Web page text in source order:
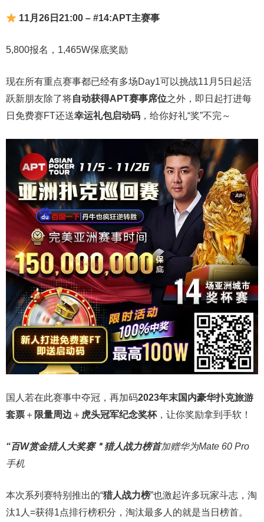
11月26日21:00 – #14:APT主赛事
5,800报名，1,465W保底奖励
现在所有重点赛事都已经有多场Day1可以挑战11月5日起活
跃新朋友除了将自动获得APT赛事席位之外，即日起打进每
日免费赛FT还送幸运礼包启动码 ，给你好礼“奖”不完～
国人若在此赛事中夺冠，再加码2023年末国内豪华扑克旅游
套票 ＋ 限量周边 ＋ 虎头冠军纪念奖杯，让你奖励拿到手软！
“百W赏金猎人大奖赛＂猎人战力榜首加赠华为Mate 60 Pro
手机
本次系列赛特别推出的“猎人战力榜”也激起许多玩家斗志，淘
汰1人=获得1点排行榜积分，淘汰最多人的就是当日榜首。